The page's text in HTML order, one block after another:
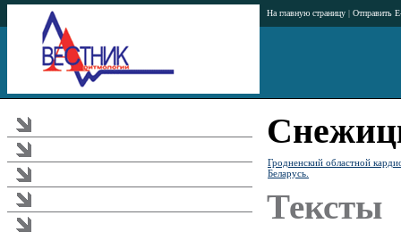
На главную страницу | Отправить
Гродненский областной
Беларусь.
Тексты